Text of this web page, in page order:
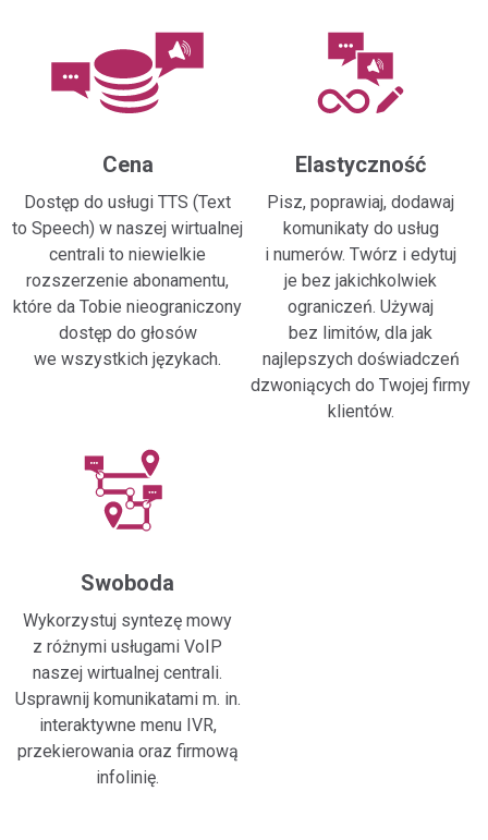
Cena
Dostęp do usługi TTS (Text
to Speech) w naszej wirtualnej
centrali to niewielkie
rozszerzenie abonamentu,
które da Tobie nieograniczony
dostęp do głosów
we wszystkich językach.
Elastyczność
Pisz, poprawiaj, dodawaj
komunikaty do usług
i numerów. Twórz i edytuj
je bez jakichkolwiek
ograniczeń. Używaj
bez limitów, dla jak
najlepszych doświadczeń
dzwoniących do Twojej firmy
klientów.
Swoboda
Wykorzystuj syntezę mowy
z różnymi usługami VoIP
naszej wirtualnej centrali.
Usprawnij komunikatami m. in.
interaktywne menu IVR,
przekierowania oraz firmową
infolinię.